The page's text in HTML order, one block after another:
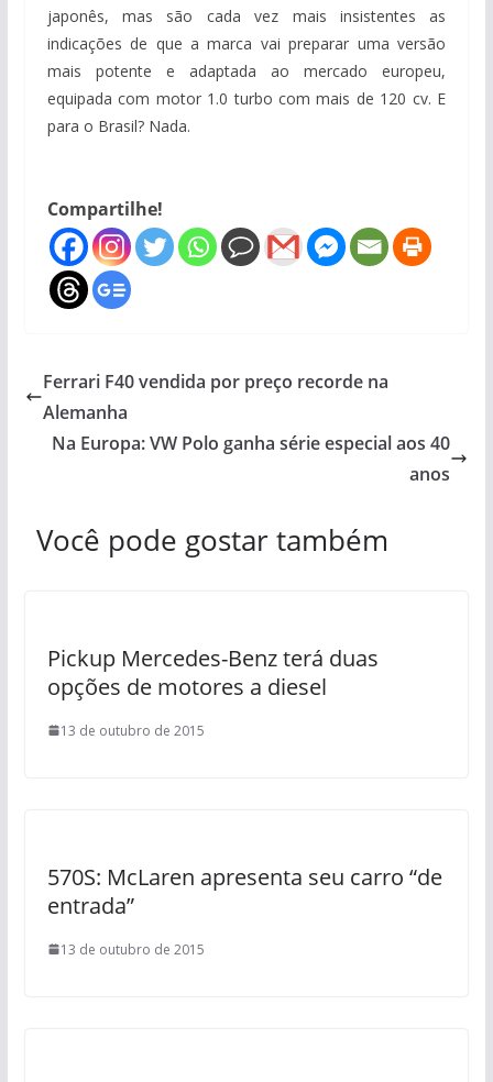
japonês, mas são cada vez mais insistentes as
indicações de que a marca vai preparar uma versão
mais potente e adaptada ao mercado europeu,
equipada com motor 1.0 turbo com mais de 120 cv. E
para o Brasil? Nada.
Compartilhe!
Ferrari F40 vendida por preço recorde na
Alemanha
Na Europa: VW Polo ganha série especial aos 40
anos
Você pode gostar também
Pickup Mercedes-Benz terá duas
opções de motores a diesel
13 de outubro de 2015
570S: McLaren apresenta seu carro “de
entrada”
13 de outubro de 2015